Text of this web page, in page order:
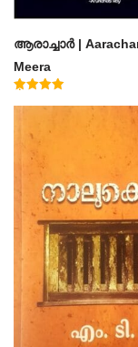
ആരാച്ചാര്‍ |
Meera